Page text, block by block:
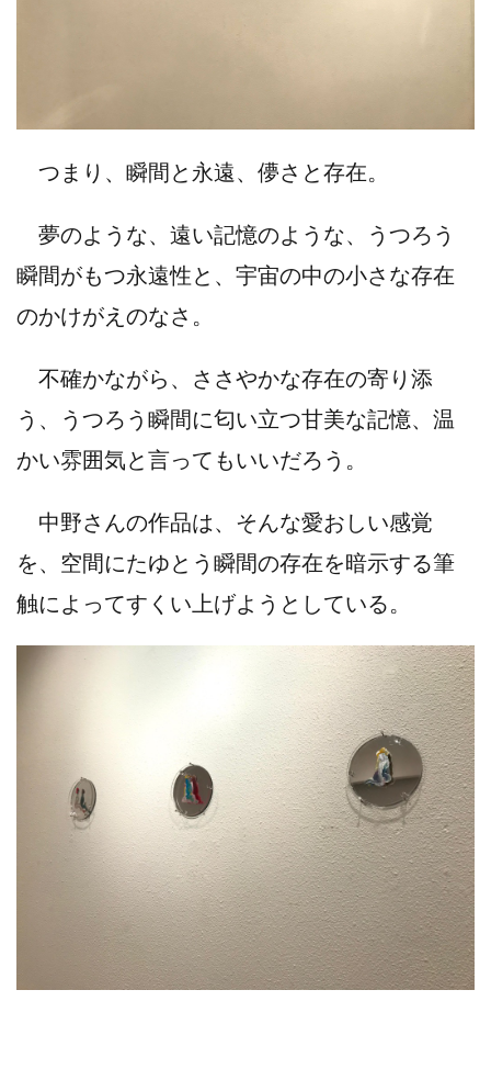
つまり、瞬間と永遠、儚さと存在。
夢のような、遠い記憶のような、うつろう
瞬間がもつ永遠性と、宇宙の中の小さな存在
のかけがえのなさ。
不確かながら、ささやかな存在の寄り添
う、うつろう瞬間に匂い立つ甘美な記憶、温
かい雰囲気と言ってもいいだろう。
中野さんの作品は、そんな愛おしい感覚
を、空間にたゆとう瞬間の存在を暗示する筆
触によってすくい上げようとしている。